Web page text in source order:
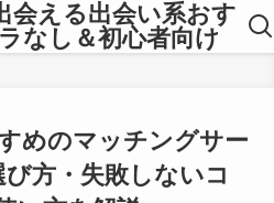
会える出会い系おす
なし＆初心者向け
めのマッチングサー
び方・失敗しないコ